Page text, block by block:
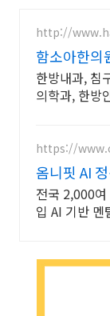
http://
함소아한의
한방내과, 침
의학과, 한방
https://
옴니핏 AI
핏 마인드
전국 2,000
입 AI 기반 멘